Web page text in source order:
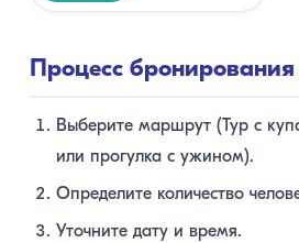
Процесс бронирования
Выберите маршрут (Тур с
или прогулка с ужином).
Определите количество
Уточните дату и время.